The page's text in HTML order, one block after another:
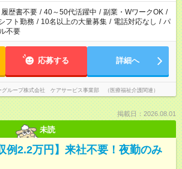
履歴書不要 / 40～50代活躍中 / 副業・WワークOK /
フト勤務 / 10名以上の大量募集 / 電話対応なし / パ
不要
応募する 詳細へ
グループ株式会社 ケアサービス事業部 （医療福祉介護関連）
掲載日：2026.08.01
未読
例2.2万円】来社不要！夜勤のみ